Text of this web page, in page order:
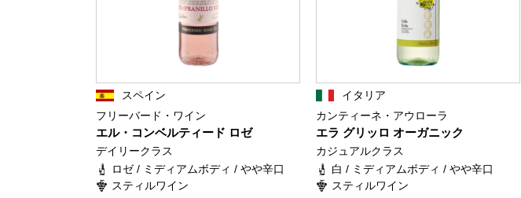
スペイン
フリーバード・ワイン
エル・コンベルティード ロゼ
デイリークラス
ロゼ / ミディアムボディ / やや辛口
スティルワイン
イタリア
カンティーネ・アウローラ
エラ グリッロ オーガニック
カジュアルクラス
白 / ミディアムボディ / やや辛口
スティルワイン